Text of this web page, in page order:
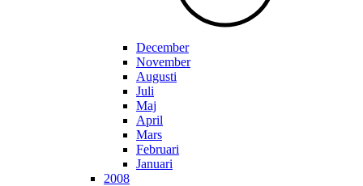
December
November
Augusti
Juli
Maj
April
Mars
Februari
Januari
2008